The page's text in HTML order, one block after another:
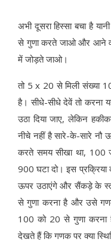
अभी दूसरा हिस्सा बचा है
से गुणा करते जाओ और आने
में जोड़ते जाओ।
तो 5 x 20 से मिली संख्या
है। सीधे-सीधे देवें तो करना
उठा दिया जाए, लेकिन
नीचे नहीं है सारे-के-सारे
करते समय सीखा था, 100
900 घटा दो। इस
ऊपर उठाएंगे और सैंकड़े के
से गुणा करना है और उसे
100 को 20 से गुणा
देखते हैं कि गणक पर क्या